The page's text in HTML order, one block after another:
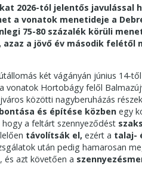
2026-tól jelentős javulással
a vonatok menetideje a
75-80 százalék körüli
a jövő év második felétől
két vágányán június 14-
vonatok Hortobágy felől
közötti nagyberuházás
és építése közben egy
a feltárt szennyeződést
távolítsák el, ezért a talaj-
után pedig hamarosan
, és azt követően a